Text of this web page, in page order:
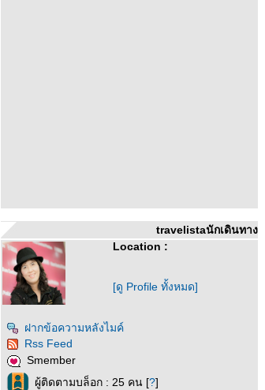
travelistaนักเดินทาง
Location :
[ดู Profile ทั้งหมด]
ฝากข้อความหลังไมค์
Rss Feed
Smember
ผู้ติดตามบล็อก : 25 คน [?]